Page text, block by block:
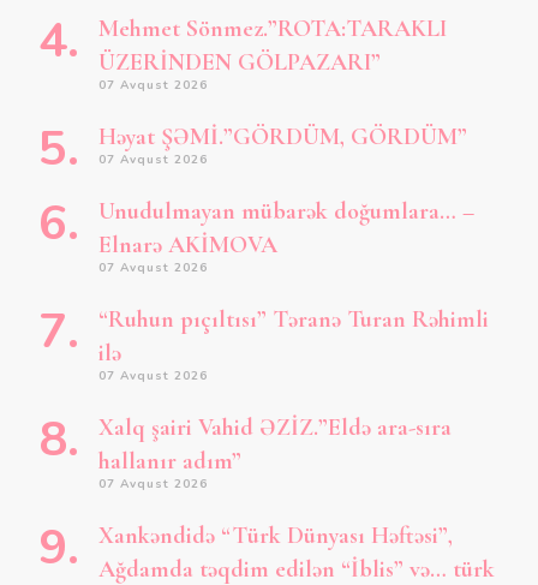
Mehmet Sönmez.”ROTA:TARAKLI
ÜZERİNDEN GÖLPAZARI”
07 Avqust 2026
Həyat ŞƏMİ.”GÖRDÜM, GÖRDÜM”
07 Avqust 2026
Unudulmayan mübarək doğumlara… –
Elnarə AKİMOVA
07 Avqust 2026
“Ruhun pıçıltısı” Təranə Turan Rəhimli
ilə
07 Avqust 2026
Xalq şairi Vahid ƏZİZ.”Eldə ara-sıra
hallanır adım”
07 Avqust 2026
Xankəndidə “Türk Dünyası Həftəsi”,
Ağdamda təqdim edilən “İblis” və… türk